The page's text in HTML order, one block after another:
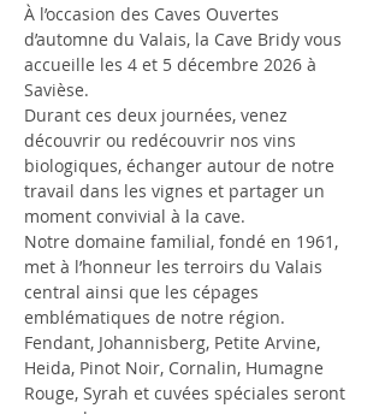
À l’occasion des Caves Ouvertes
d’automne du Valais, la Cave Bridy vous
accueille les 4 et 5 décembre 2026 à
Savièse.
Durant ces deux journées, venez
découvrir ou redécouvrir nos vins
biologiques, échanger autour de notre
travail dans les vignes et partager un
moment convivial à la cave.
Notre domaine familial, fondé en 1961,
met à l’honneur les terroirs du Valais
central ainsi que les cépages
emblématiques de notre région.
Fendant, Johannisberg, Petite Arvine,
Heida, Pinot Noir, Cornalin, Humagne
Rouge, Syrah et cuvées spéciales seront